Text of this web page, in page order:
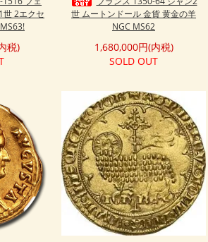
世 2エクセ
税)
世 ムートンドール 金貨 黄金の羊
NGC MS62
1,680,000円(内税)
SOLD OUT